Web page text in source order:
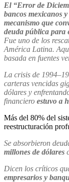
El “Error de
bancos mexicanos
mecanismo que
deuda pública para
Fue uno de los
América Latina.
basada en fuentes
La crisis de
carteras vencidas
dólares y
financiero estuvo a
Más del 80% del
reestructuración
Se absorbieron
millones de dólares
Dicen los críticos
empresarios y